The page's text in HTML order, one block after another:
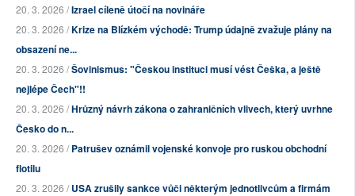
20. 3. 2026 /Izrael cíleně útočí na novináře
20. 3. 2026 /Krize na Blízkém východě: Trump údajně zvažuje plány na
obsazení ne...
20. 3. 2026 /Šovinismus: "Českou instituci musí vést Češka, a ještě
nejlépe Čech"!!
20. 3. 2026 /Hrůzný návrh zákona o zahraničních vlivech, který uvrhne
Česko do n...
20. 3. 2026 /Patrušev oznámil vojenské konvoje pro ruskou obchodní
flotilu
20. 3. 2026 /USA zrušily sankce vůči některým jednotlivcům a firmám